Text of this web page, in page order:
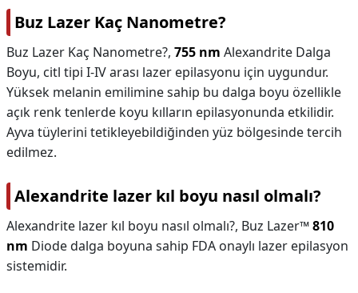
Buz Lazer Kaç Nanometre?
Buz Lazer Kaç Nanometre?, 755 nm Alexandrite Dalga
Boyu, citl tipi I-IV arası lazer epilasyonu için uygundur.
Yüksek melanin emilimine sahip bu dalga boyu özellikle
açık renk tenlerde koyu kılların epilasyonunda etkilidir.
Ayva tüylerini tetikleyebildiğinden yüz bölgesinde tercih
edilmez.
Alexandrite lazer kıl boyu nasıl olmalı?
Alexandrite lazer kıl boyu nasıl olmalı?, Buz Lazer™810
nm Diode dalga boyuna sahip FDA onaylı lazer epilasyon
sistemidir.